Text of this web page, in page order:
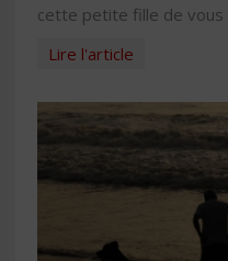
cette petite fille de vous
Lire l'article